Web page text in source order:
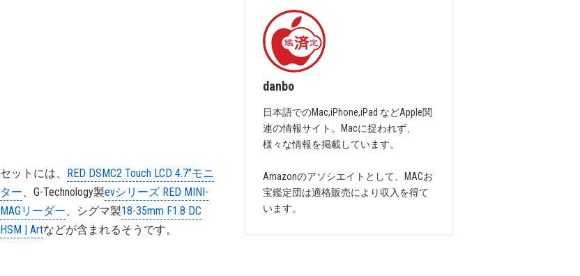
セットには、 RED DSMC2 Touch LCD 4.7”モニ
ター、G-Technology製evシリーズ RED MINI-
MAGリーダー、シグマ製18-35mm F1.8 DC
HSM | Artなどが含まれるそうです。
danbo
日本語でのMac,iPhone,iPad などApple関
連の情報サイト。Macに捉われず、
様々な情報を掲載しています。
Amazonのアソシエイトとして、MACお
宝鑑定団は適格販売により収入を得て
います。